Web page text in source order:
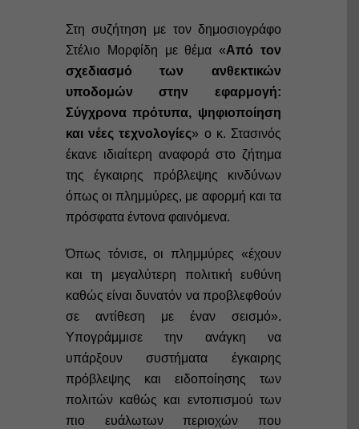
Στη συζήτηση με τον δημοσιογράφο
Στέλιο Μορφίδη με θέμα «Από τον
σχεδιασμό των ανθεκτικών
υποδομών στην εφαρμογή:
Σύγχρονα πρότυπα, ψηφιοποίηση
και νέες τεχνολογίες» ο κ. Στασινός
έκανε ιδιαίτερη αναφορά στο ζήτημα
της έγκαιρης πρόβλεψης κινδύνων
όπως οι πλημμύρες, με αφορμή και τα
πρόσφατα έντονα φαινόμενα.
Όπως τόνισε, οι πλημμύρες «έχουν
και τη μεγαλύτερη πολιτική ευθύνη
καθώς είναι δυνατόν να προβλεφθούν
σε αντίθεση με έναν σεισμό».
Υπογράμμισε την ανάγκη να
υπάρξουν συστήματα έγκαιρης
πρόβλεψης και ειδοποίησης των
πολιτών καθώς και εντοπισμού των
πιο ευάλωτων περιοχών που